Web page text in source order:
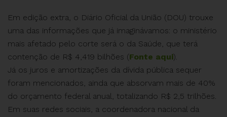
Em edição extra, o Diário Oficial da União (DOU) trouxe
uma das informações que já imaginávamos: o ministério
mais afetado pelo corte será o da Saúde, que terá
contenção de R$ 4,419 bilhões (Fonte aqui).
Já os juros e amortizações da dívida pública sequer
foram mencionados, ainda que absorvam mais de 40%
do orçamento federal anual, totalizando R$ 2,5 trilhões.
Em suas redes sociais, a coordenadora nacional da